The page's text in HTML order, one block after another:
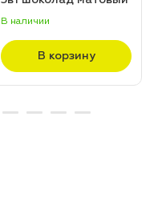
В наличии
В корзину